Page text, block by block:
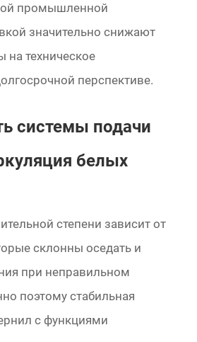
промышленной
значительно снижают
на техническое
перспективе.
системы подачи
белых
степени зависит от
склонны оседать и
при неправильном
поэтому стабильная
с функциями